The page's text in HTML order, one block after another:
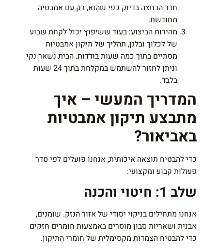
חדר הרחצה בדיוק כפי שהוא, רק עם אמבטיה
מחודשת.
מהירות הביצוע: בעוד ששיפוץ יכול לקחת שבוע
של לכלוך ובלגן, תהליך של תיקון אמבטיות
מסתיים בתוך כמה שעות בודדות. הבית נשאר נקי
וניתן לחזור להשתמש במקלחת בתוך 24 שעות
בלבד.
המדריך המעשי – איך
מתבצע תיקון אמבטיות
באביאור?
כדי להבטיח תוצאה איכותית, אנחנו פועלים לפי סדר
פעולות קבוע ומקצועי:
שלב 1: חיטוי והכנה
אנחנו מתחילים בניקוי יסודי של אזור הנזק. שומנים,
אבנית ושאריות סבון מוסרים באמצעות חומרים חזקים
כדי להבטיח הצמדות מקסימלית של חומרי התיקון.